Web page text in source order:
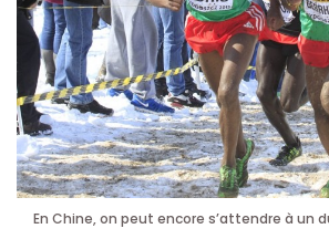
En Chine, on peut encore s’attendre à un